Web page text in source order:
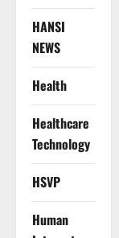
HANSI
NEWS
Health
Healthcare
Technology
HSVP
Human